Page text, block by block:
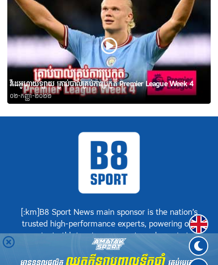
វីដេអូហាយឡាយ គ្រាប់បាល់គ្រប់ការប្រកួត Premier League Week 4
០២-កញ្ញា-២០២២
[:km]B8 Sport News main sponsor is the nation’s
trusted high-performance experts, powering our
greatest athletes, teams, sports and events to
achieve positive success.[:]